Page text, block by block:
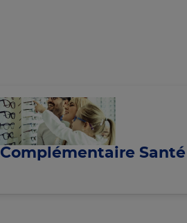
Complémentaire Santé